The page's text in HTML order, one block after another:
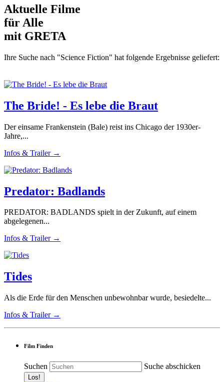
Aktuelle Filme
für Alle
mit GRETA
Ihre Suche nach "Science Fiction" hat folgende Ergebnisse geliefert:
The Bride! - Es lebe die Braut
Der einsame Frankenstein (Bale) reist ins Chicago der 1930er-
Jahre,...
Infos & Trailer →
Predator: Badlands
PREDATOR: BADLANDS spielt in der Zukunft, auf einem
abgelegenen...
Infos & Trailer →
Tides
Als die Erde für den Menschen unbewohnbar wurde, besiedelte...
Infos & Trailer →
Film Finden
Suchen Suche abschicken